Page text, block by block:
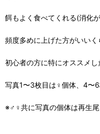
餌もよく食べてくれる(消化が
頻度多めに上げた方がいいく
初心者の方に特にオススメ
写真1〜3枚目は♀個体、4〜
※♂♀共に写真の個体は再生尾